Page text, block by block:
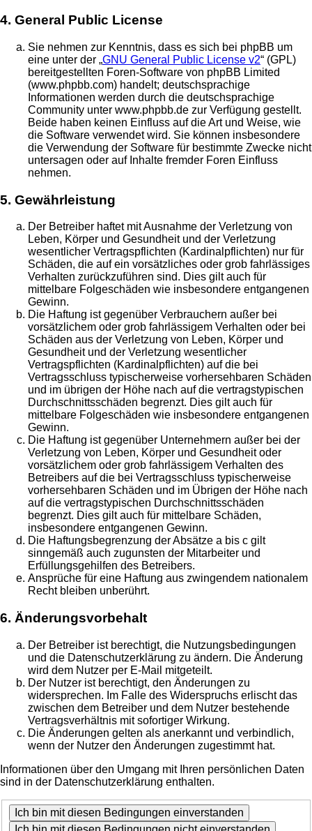
4. General Public License
Sie nehmen zur Kenntnis, dass es sich bei phpBB um
eine unter der „GNU General Public License v2“ (GPL)
bereitgestellten Foren-Software von phpBB Limited
(www.phpbb.com) handelt; deutschsprachige
Informationen werden durch die deutschsprachige
Community unter www.phpbb.de zur Verfügung gestellt.
Beide haben keinen Einfluss auf die Art und Weise, wie
die Software verwendet wird. Sie können insbesondere
die Verwendung der Software für bestimmte Zwecke nicht
untersagen oder auf Inhalte fremder Foren Einfluss
nehmen.
5. Gewährleistung
Der Betreiber haftet mit Ausnahme der Verletzung von
Leben, Körper und Gesundheit und der Verletzung
wesentlicher Vertragspflichten (Kardinalpflichten) nur für
Schäden, die auf ein vorsätzliches oder grob fahrlässiges
Verhalten zurückzuführen sind. Dies gilt auch für
mittelbare Folgeschäden wie insbesondere entgangenen
Gewinn.
Die Haftung ist gegenüber Verbrauchern außer bei
vorsätzlichem oder grob fahrlässigem Verhalten oder bei
Schäden aus der Verletzung von Leben, Körper und
Gesundheit und der Verletzung wesentlicher
Vertragspflichten (Kardinalpflichten) auf die bei
Vertragsschluss typischerweise vorhersehbaren Schäden
und im übrigen der Höhe nach auf die vertragstypischen
Durchschnittsschäden begrenzt. Dies gilt auch für
mittelbare Folgeschäden wie insbesondere entgangenen
Gewinn.
Die Haftung ist gegenüber Unternehmern außer bei der
Verletzung von Leben, Körper und Gesundheit oder
vorsätzlichem oder grob fahrlässigem Verhalten des
Betreibers auf die bei Vertragsschluss typischerweise
vorhersehbaren Schäden und im Übrigen der Höhe nach
auf die vertragstypischen Durchschnittsschäden
begrenzt. Dies gilt auch für mittelbare Schäden,
insbesondere entgangenen Gewinn.
Die Haftungsbegrenzung der Absätze a bis c gilt
sinngemäß auch zugunsten der Mitarbeiter und
Erfüllungsgehilfen des Betreibers.
Ansprüche für eine Haftung aus zwingendem nationalem
Recht bleiben unberührt.
6. Änderungsvorbehalt
Der Betreiber ist berechtigt, die Nutzungsbedingungen
und die Datenschutzerklärung zu ändern. Die Änderung
wird dem Nutzer per E-Mail mitgeteilt.
Der Nutzer ist berechtigt, den Änderungen zu
widersprechen. Im Falle des Widerspruchs erlischt das
zwischen dem Betreiber und dem Nutzer bestehende
Vertragsverhältnis mit sofortiger Wirkung.
Die Änderungen gelten als anerkannt und verbindlich,
wenn der Nutzer den Änderungen zugestimmt hat.
Informationen über den Umgang mit Ihren persönlichen Daten
sind in der Datenschutzerklärung enthalten.